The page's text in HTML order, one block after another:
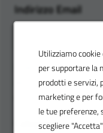
Utilizziamo
per supportare la
prodotti e servizi,
marketing e per
le tue preferenze,
scegliere
Indirizzo Email
Inserisca la sua
avvisi di lavoro
competenze.
Categoria